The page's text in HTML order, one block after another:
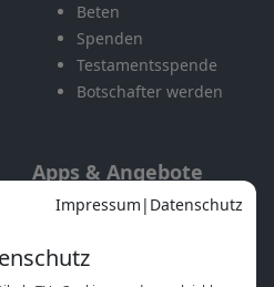
Beten
Spenden
Testamentsspende
Botschafter werden
Apps & Angebote
Mobile App